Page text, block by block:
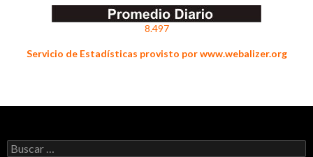
8.497
Servicio de Estadísticas provisto por www.webalizer.org
Buscar: